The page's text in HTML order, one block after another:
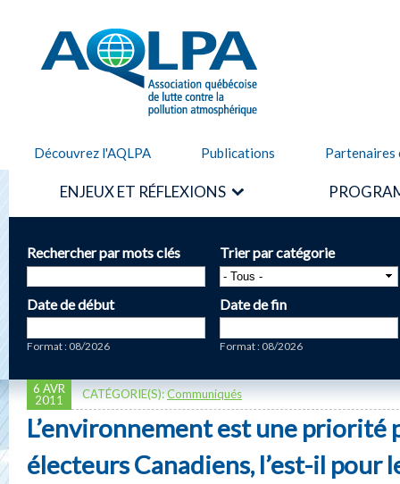
AQLPA
Découvrez l'AQLPA Publications Partenaires
ENJEUX ET RÉFLEXIONS
Rechercher par mots clés Trier par catégorie
Date de début
Format : 08/2026
Date de fin
Format : 08/2026
6 AVR
2011
CATÉGORIE(S):Communiqués
L’environnement est une priorité
électeurs Canadiens, l’est-il pour